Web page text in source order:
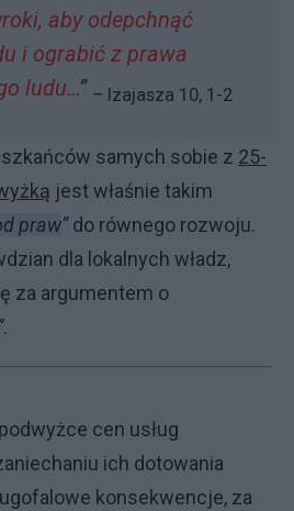
aby odepchnąć
i ograbić z prawa
ludu…” – Izajasza 10, 1-2
samych sobie z 25-
jest właśnie takim
praw”do równego rozwoju.
dla lokalnych władz,
za argumentem o
.
cen usług
ich dotowania
konsekwencje, za